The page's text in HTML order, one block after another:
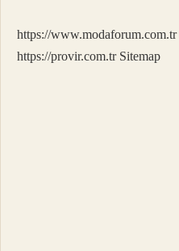
https://www.modaforum.com.tr
https://provir.com.tr Sitemap